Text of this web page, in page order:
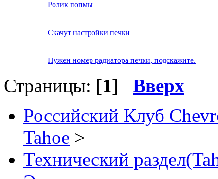
Ролик попмы
Скачут настройки печки
Нужен номер радиатора печки, подскажите.
Страницы: [1] Вверх
Российский Клуб
Tahoe >
Технический